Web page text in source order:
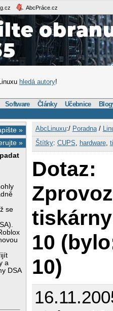
AbcPráce.cz
hledá autory!
Software Články Učebnice
»
»
se
a
DSA
AbcLinuxu:/ Poradna/
Štítky: CUPS hardware,
Dotaz:
10
10)